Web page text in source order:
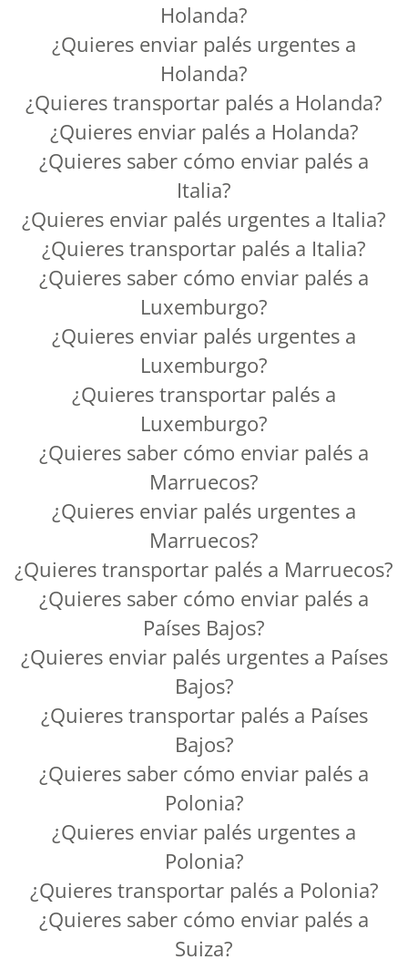
Holanda?
¿Quieres enviar palés urgentes a
Holanda?
¿Quieres transportar palés a Holanda?
¿Quieres enviar palés a Holanda?
¿Quieres saber cómo enviar palés a
Italia?
¿Quieres enviar palés urgentes a Italia?
¿Quieres transportar palés a Italia?
¿Quieres saber cómo enviar palés a
Luxemburgo?
¿Quieres enviar palés urgentes a
Luxemburgo?
¿Quieres transportar palés a
Luxemburgo?
¿Quieres saber cómo enviar palés a
Marruecos?
¿Quieres enviar palés urgentes a
Marruecos?
¿Quieres transportar palés a Marruecos?
¿Quieres saber cómo enviar palés a
Países Bajos?
¿Quieres enviar palés urgentes a Países
Bajos?
¿Quieres transportar palés a Países
Bajos?
¿Quieres saber cómo enviar palés a
Polonia?
¿Quieres enviar palés urgentes a
Polonia?
¿Quieres transportar palés a Polonia?
¿Quieres saber cómo enviar palés a
Suiza?